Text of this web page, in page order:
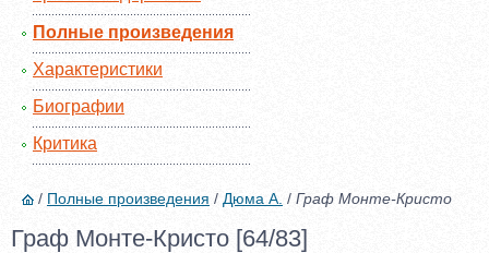
Полные произведения
Характеристики
Биографии
Критика
/ Полные произведения / Дюма А. / Граф Монте-Кристо
Граф Монте-Кристо [64/83]